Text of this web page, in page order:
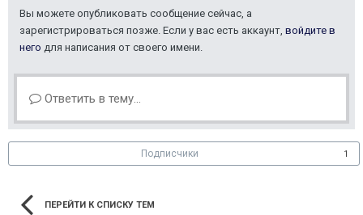
Вы можете опубликовать сообщение сейчас, а
зарегистрироваться позже. Если у вас есть аккаунт, войдите в
него для написания от своего имени.
Ответить в тему...
Подписчики 1
ПЕРЕЙТИ К СПИСКУ ТЕМ